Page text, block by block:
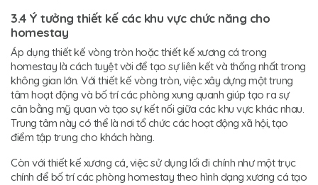
3.4 Ý tưởng thiết kế các khu vực chức năng cho
homestay
Áp dụng thiết kế vòng tròn hoặc thiết kế xương cá trong
homestay là cách tuyệt vời để tạo sự liên kết và thống nhất trong
không gian lớn. Với thiết kế vòng tròn, việc xây dựng một trung
tâm hoạt động và bố trí các phòng xung quanh giúp tạo ra sự
cân bằng mỹ quan và tạo sự kết nối giữa các khu vực khác nhau.
Trung tâm này có thể là nơi tổ chức các hoạt động xã hội, tạo
điểm tập trung cho khách hàng.
Còn với thiết kế xương cá, việc sử dụng lối đi chính như một trục
chính để bố trí các phòng homestay theo hình dạng xương cá tạo